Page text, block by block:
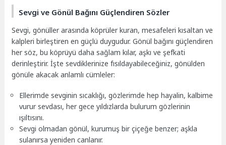
Sevgi ve Gönül Bağını Güçlendiren Sözler
Sevgi, gönüller arasında köprüler kuran, mesafeleri kısaltan ve
kalpleri birleştiren en güçlü duygudur. Gönül bağını güçlendiren
her söz, bu köprüyü daha sağlam kılar, aşkı ve şefkati
derinleştirir. İşte sevdiklerinize fısıldayabileceğiniz, gönülden
gönüle akacak anlamlı cümleler:
Ellerimde sevginin sıcaklığı, gözlerimde hep hayalin, kalbime
vurur sevdası, her gece yıldızlarda bulurum gözlerinin
ışıltısını.
Sevgi olmadan gönül, kurumuş bir çiçeğe benzer; aşkla
sulanırsa yeniden canlanır.